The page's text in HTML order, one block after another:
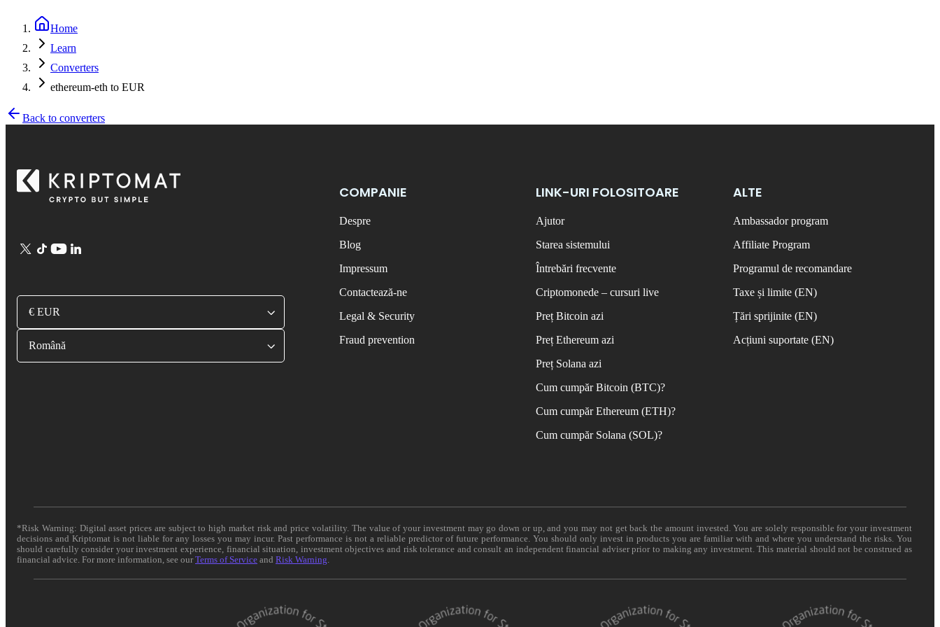
Home
Learn
Converters
ethereum-eth to EUR
Back to converters
€ EUR
Română
COMPANIE
Despre
Blog
Impressum
Contactează-ne
Legal & Security
Fraud prevention
LINK-URI FOLOSITOARE
Ajutor
Starea sistemului
Întrebări frecvente
Criptomonede – cursuri live
Preț Bitcoin azi
Preț Ethereum azi
Preț Solana azi
Cum cumpăr Bitcoin (BTC)?
Cum cumpăr Ethereum (ETH)?
Cum cumpăr Solana (SOL)?
ALTE
Ambassador program
Affiliate Program
Programul de recomandare
Taxe și limite (EN)
Țări sprijinite (EN)
Acțiuni suportate (EN)
*Risk Warning: Digital asset prices are subject to high market risk and price volatility. The value of your investment may go down or up, and you may not get back the amount invested. You are solely responsible for your investment
decisions and Kriptomat is not liable for any losses you may incur. Past performance is not a reliable predictor of future performance. You should only invest in products you are familiar with and where you understand the risks. You
should carefully consider your investment experience, financial situation, investment objectives and risk tolerance and consult an independent financial adviser prior to making any investment. This material should not be construed as
financial advice. For more information, see ourTerms of Service and Risk Warning